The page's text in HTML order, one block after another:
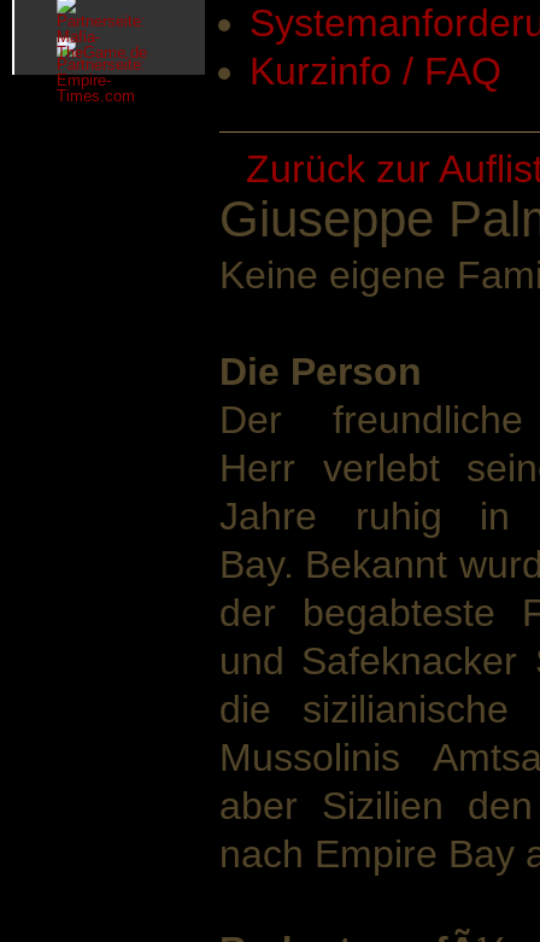
Kurzinfo / FAQ
Zurück zur
Giuseppe
Keine eigene
Die Person
Der
Herr verlebt
Jahre ruhig in
Bay. Bekannt
der begabteste
und
die
Mussolinis
aber Sizilien
nach Empire Bay